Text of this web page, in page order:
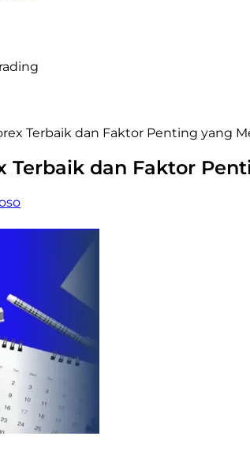
Terbaik dan Faktor Penting yang
Terbaik dan Faktor